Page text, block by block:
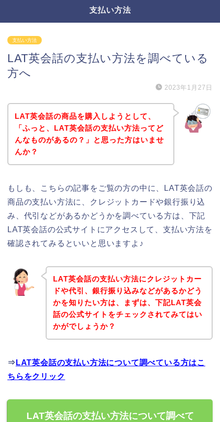
支払い方法
支払い方法
LAT英会話の支払い方法を調べている
方へ
2023年1月27日
LAT英会話の商品を購入しようとして、
「ふっと、LAT英会話の支払い方法ってど
んなものがあるの？」と思った方はいませ
んか？
もしも、こちらの記事をご覧の方の中に、LAT英会話の
商品の支払い方法に、クレジットカードや銀行振り込
み、代引などがあるかどうかを調べている方は、下記
LAT英会話の公式サイトにアクセスして、支払い方法を
確認されてみるといいと思いますよ♪
LAT英会話の支払い方法にクレジットカー
ドや代引、銀行振り込みなどがあるかどう
かを知りたい方は、まずは、下記LAT英会
話の公式サイトをチェックされてみてはい
かがでしょうか？
⇒ LAT英会話の支払い方法について調べている方はこ
ちらをクリック
LAT英会話の支払い方法について調べて